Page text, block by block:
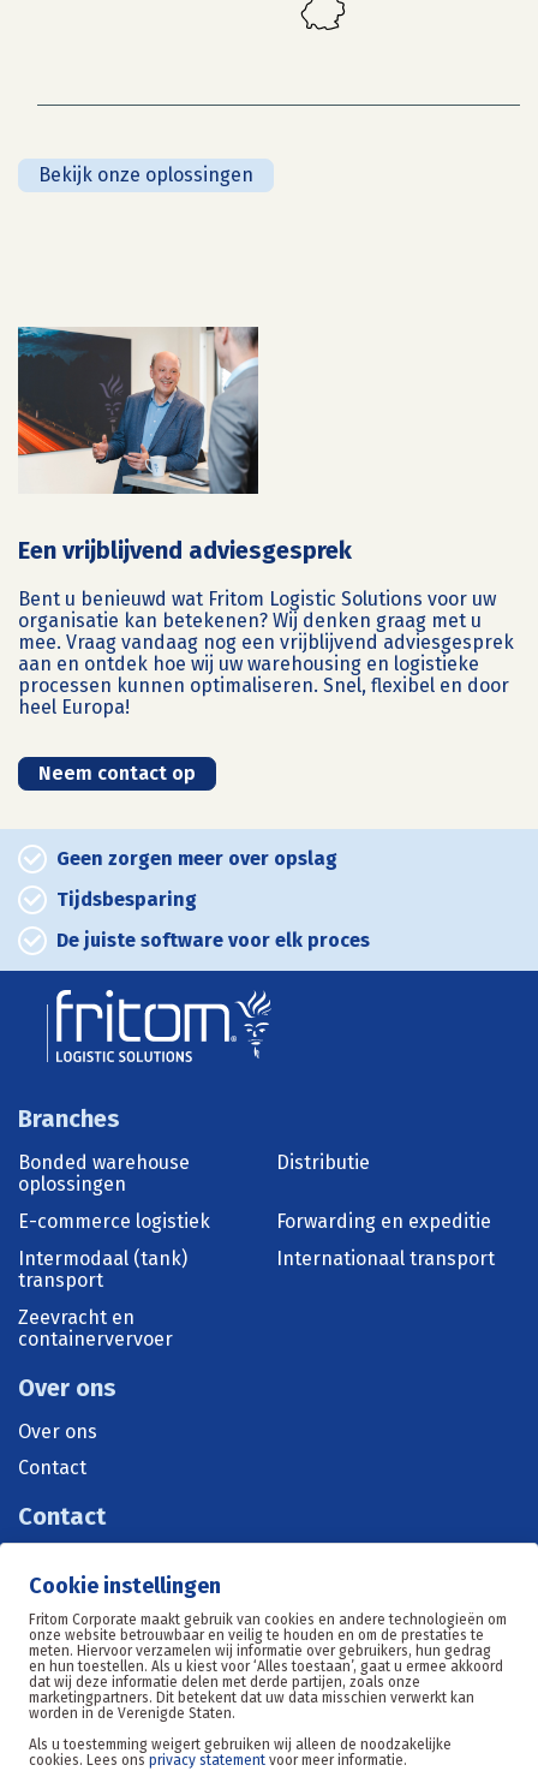
Cookie instellingen
Fritom Corporate maakt gebruik van cookies en andere technologieën om
onze website betrouwbaar en veilig te houden en om de prestaties te
meten. Hiervoor verzamelen wij informatie over gebruikers, hun gedrag
en hun toestellen. Als u kiest voor ‘Alles toestaan’, gaat u ermee akkoord
dat wij deze informatie delen met derde partijen, zoals onze
marketingpartners. Dit betekent dat uw data misschien verwerkt kan
worden in de Verenigde Staten.
Als u toestemming weigert gebruiken wij alleen de noodzakelijke
cookies. Lees onsprivacy statement voor meer informatie.
Bekijk onze oplossingen
Een vrijblijvend adviesgesprek
Bent u benieuwd wat Fritom Logistic Solutions voor uw
organisatie kan betekenen? Wij denken graag met u
mee. Vraag vandaag nog een vrijblijvend adviesgesprek
aan en ontdek hoe wij uw warehousing en logistieke
processen kunnen optimaliseren. Snel, flexibel en door
heel Europa!
Neem contact op
Geen zorgen meer over opslag
Tijdsbesparing
De juiste software voor elk proces
Branches
Bonded warehouse
oplossingen
Distributie
E-commerce logistiek
Forwarding en expeditie
Intermodaal (tank)
transport
Internationaal transport
Zeevracht en
containervervoer
Over ons
Over ons
Contact
Contact
sales@fritom.nl
Oosterom 11, 8602DE Sneek